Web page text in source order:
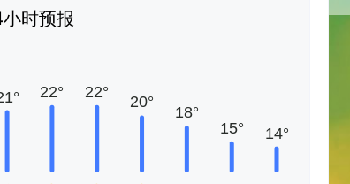
时预报